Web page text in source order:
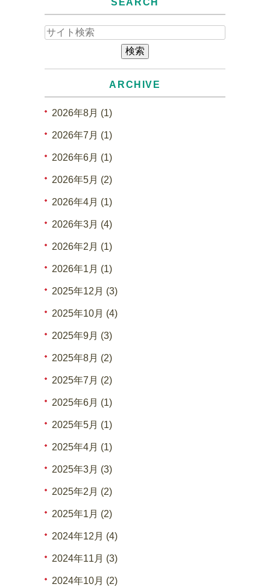
SEARCH
ARCHIVE
2026年8月 (1)
2026年7月 (1)
2026年6月 (1)
2026年5月 (2)
2026年4月 (1)
2026年3月 (4)
2026年2月 (1)
2026年1月 (1)
2025年12月 (3)
2025年10月 (4)
2025年9月 (3)
2025年8月 (2)
2025年7月 (2)
2025年6月 (1)
2025年5月 (1)
2025年4月 (1)
2025年3月 (3)
2025年2月 (2)
2025年1月 (2)
2024年12月 (4)
2024年11月 (3)
2024年10月 (2)